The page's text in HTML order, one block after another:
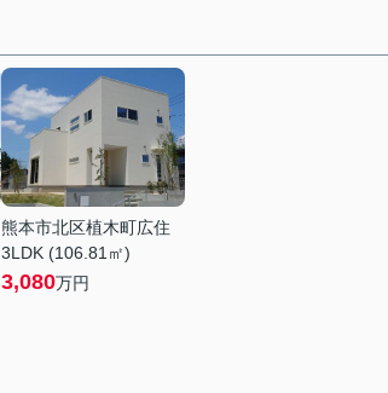
熊本市北区植木町広住
3LDK (106.81㎡)
3,080万円